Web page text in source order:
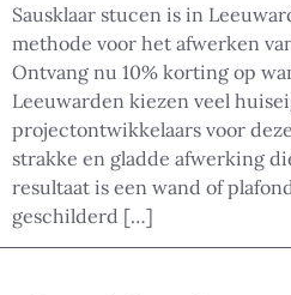
Sausklaar stucen is in
methode voor het afwerken
Ontvang nu 10% korting op
Leeuwarden kiezen veel
projectontwikkelaars voor
strakke en gladde afwerking
resultaat is een wand of
geschilderd […]